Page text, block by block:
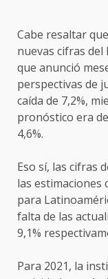
Cabe resaltar
nuevas cifras del
que anunció
perspectivas de
caída de 7,2%,
pronóstico era
4,6%.
Eso sí, las cifras
las
para
falta de las
9,1%
Para 2021, la